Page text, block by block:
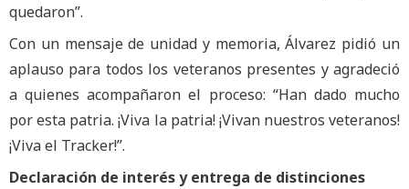
quedaron”.
Con un mensaje de unidad y memoria, Álvarez pidió un
aplauso para todos los veteranos presentes y agradeció
a quienes acompañaron el proceso: “Han dado mucho
por esta patria. ¡Viva la patria! ¡Vivan nuestros veteranos!
¡Viva el Tracker!”.
Declaración de interés y entrega de distinciones